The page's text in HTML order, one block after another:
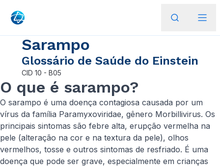
Sarampo
Glossário de Saúde do Einstein
CID 10 - B05
O que é sarampo?
O sarampo é uma doença contagiosa causada por um
vírus da família Paramyxoviridae, gênero Morbillivirus. Os
principais sintomas são febre alta, erupção vermelha na
pele (alteração na cor e na textura da pele), olhos
vermelhos, tosse e outros sintomas de resfriado. É uma
doença que pode ser grave, especialmente em crianças